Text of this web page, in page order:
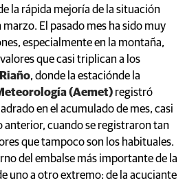
la rápida mejoría de la situación
El pasado mes ha sido muy
especialmente en la montaña,
que casi triplican a los
Riaño, donde la estaciónde la
(Aemet) registró
en el acumulado de mes, casi
anterior, cuando se registraron tan
que tampoco son los habituales.
del embalse más importante de la
uno a otro extremo: de la acuciante